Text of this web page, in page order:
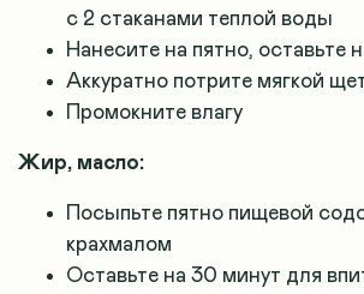
с 2 стаканами теплой воды
Нанесите на пятно, оставьте
Аккуратно потрите мягкой
Промокните влагу
Жир, масло:
Посыпьте пятно пищевой
крахмалом
Оставьте на 30 минут для